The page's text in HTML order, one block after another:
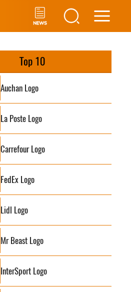
Top 10
Auchan Logo
La Poste Logo
Carrefour Logo
FedEx Logo
Lidl Logo
Mr Beast Logo
InterSport Logo